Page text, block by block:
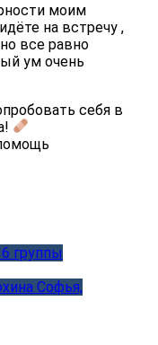
моим
на встречу ,
все равно
ум очень
себя в
группы
Софья,